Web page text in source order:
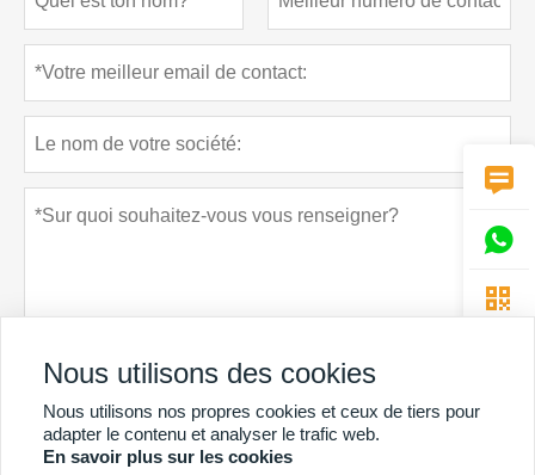
soumettre Politique de confidentialité



Nous utilisons des cookies
Nous utilisons nos propres cookies et ceux de tiers pour
adapter le contenu et analyser le trafic web.
En savoir plus sur les cookies